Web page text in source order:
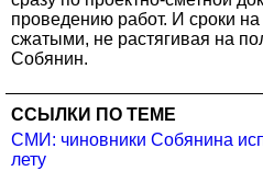
проведению работ. И сроки
сжатыми, не растягивая на
Собянин.
ССЫЛКИ ПО ТЕМЕ
СМИ: чиновники Собянина
лету